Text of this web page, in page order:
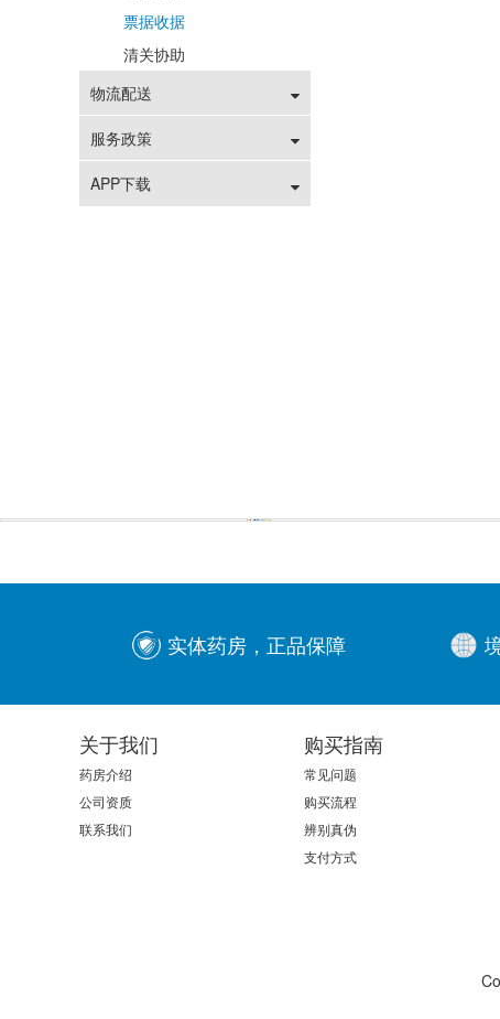
票据收据
清关协助
物流配送
服务政策
APP下载
实体药房，正品保障
关于我们
药房介绍
公司资质
联系我们
购买指南
常见问题
购买流程
辨别真伪
支付方式